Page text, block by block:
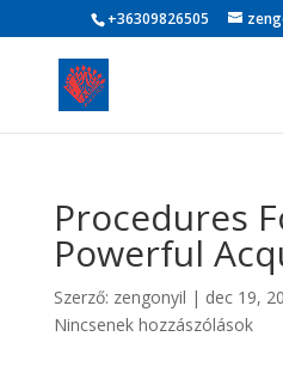
+36309826505
Procedures
Powerful
Szerző: zengonyil | dec 19,
Nincsenek hozzászólások